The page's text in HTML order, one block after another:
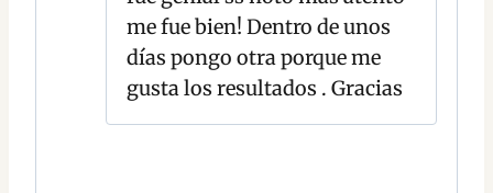
me fue bien! Dentro de unos
días pongo otra porque me
gusta los resultados . Gracias